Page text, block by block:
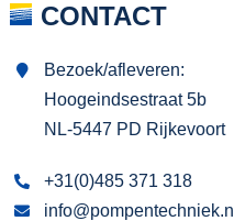
CONTACT
Bezoek/afleveren:
Hoogeindsestraat 5b
NL-5447 PD Rijkevoort
+31(0)485 371 318
info@pompentechniek.nl